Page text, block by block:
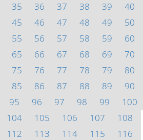
35 36 37 38 39
40
45 46 47 48 49
50
55 56 57 58 59
60
65 66 67 68 69
70
75 76 77 78 79
80
85 86 87 88 89
90
95 96 97 98 99
100
104 105 106 107
108
112 113 114 115
116